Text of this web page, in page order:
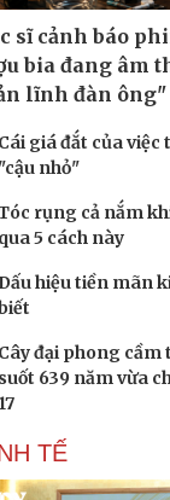
Đọc
Cửa
Kể
sĩ cảnh báo
bia đang âm
lĩnh đàn ông"
Cái giá đắt của
"cậu nhỏ"
rụng cả nắm
qua 5 cách này
Dấu hiệu tiền mãn
Cây đại phong cầm
suốt 639 năm vừa
17
TẾ